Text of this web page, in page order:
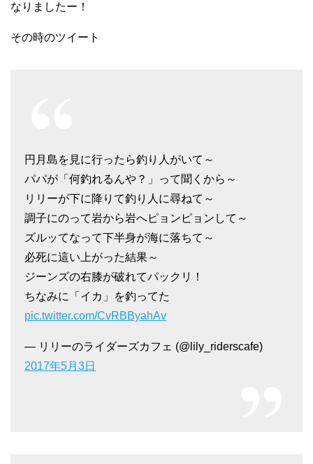
なりましたー！
その時のツイート
円月島を見に行ったら釣り人がいて～
パパが「何釣れるんや？」って聞くから～
リリーが下に降りて釣り人に尋ねて～
調子にのって岩から岩へピョンピョンして～
ズルッてなって下半身が海に落ちて～
必死に這い上がった結果～
ジーンズの右膝が破れてパックリ！
ちなみに「イカ」を釣ってた
pic.twitter.com/CvRBByahAv
— リリーのライダーズカフェ (@lily_riderscafe)
2017年5月3日